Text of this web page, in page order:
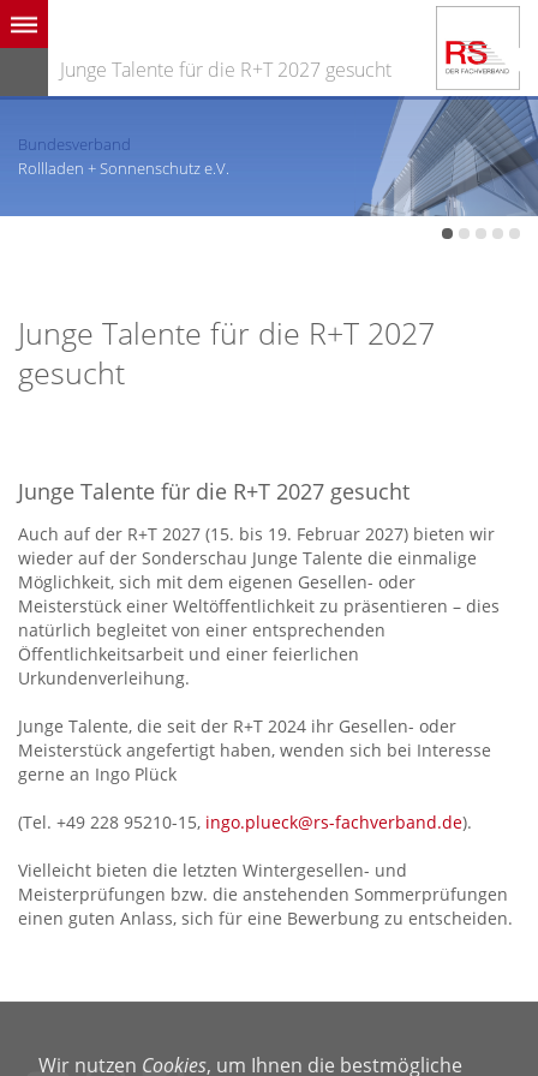
Junge Talente für die R+T 2027 gesucht
Bundesverband
Rollladen + Sonnenschutz e.V.
Junge Talente für die R+T 2027
gesucht
Junge Talente für die R+T 2027 gesucht
Auch auf der R+T 2027 (15. bis 19. Februar 2027) bieten wir
wieder auf der Sonderschau Junge Talente die einmalige
Möglichkeit, sich mit dem eigenen Gesellen- oder
Meisterstück einer Weltöffentlichkeit zu präsentieren – dies
natürlich begleitet von einer entsprechenden
Öffentlichkeitsarbeit und einer feierlichen
Urkundenverleihung.
Junge Talente, die seit der R+T 2024 ihr Gesellen- oder
Meisterstück angefertigt haben, wenden sich bei Interesse
gerne an Ingo Plück
(Tel. +49 228 95210-15, ingo.plueck@rs-fachverband.de).
Vielleicht bieten die letzten Wintergesellen- und
Meisterprüfungen bzw. die anstehenden Sommerprüfungen
einen guten Anlass, sich für eine Bewerbung zu entscheiden.
Wir nutzen Cookies, um Ihnen die bestmögliche